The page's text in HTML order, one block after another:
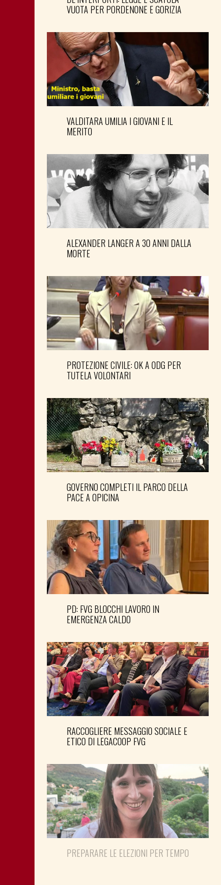
VUOTA PER PORDENONE E GORIZIA
VALDITARA UMILIA I GIOVANI E IL
MERITO
ALEXANDER LANGER A 30 ANNI DALLA
MORTE
PROTEZIONE CIVILE: OK A ODG PER
TUTELA VOLONTARI
GOVERNO COMPLETI IL PARCO DELLA
PACE A OPICINA
PD: FVG BLOCCHI LAVORO IN
EMERGENZA CALDO
RACCOGLIERE MESSAGGIO SOCIALE E
ETICO DI LEGACOOP FVG
PREPARARE LE ELEZIONI PER TEMPO